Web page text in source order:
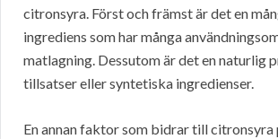
citronsyra. Först och främst är det en
ingrediens som har många
matlagning. Dessutom är det en naturlig
tillsatser eller syntetiska ingredienser.
En annan faktor som bidrar till citronsyra